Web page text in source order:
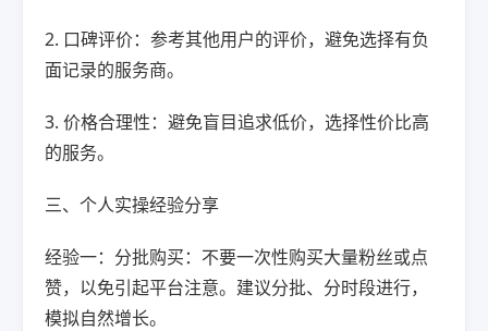
2. 口碑评价：参考其他用户的评价，避免选择有负
面记录的服务商。
3. 价格合理性：避免盲目追求低价，选择性价比高
的服务。
三、个人实操经验分享
经验一：分批购买：不要一次性购买大量粉丝或点
赞，以免引起平台注意。建议分批、分时段进行，
模拟自然增长。